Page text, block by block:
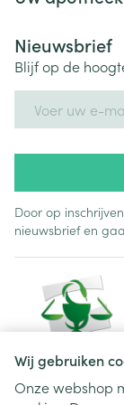
Wij gebruiken
Onze webshop
Nieuwsbrief
Blijf op de
Door op
nieuwsbrief en